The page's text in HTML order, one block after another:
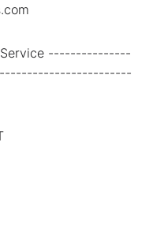
Service ---------------